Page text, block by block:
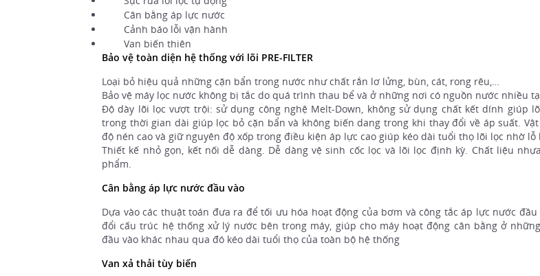
Cân bằng áp lực nước
Cảnh báo lỗi vận hành
Van biến thiên
Bảo vệ toàn diện hệ thống với lõi PRE-FILTER
Loại bỏ hiệu quả những cặn bẩn trong nước như chất rắn lơ lửng, bùn, cát, rong rêu,…
Bảo vệ máy lọc nước không bị tắc do quá trình thau bể và ở những nơi có nguồn nước nhiều
Độ dày lõi lọc vượt trội: sử dụng công nghệ Melt-Down, không sử dụng chất kết dính giúp
trong thời gian dài giúp lọc bỏ cặn bẩn và không biến dang trong khi thay đổi về áp suất.
độ nén cao và giữ nguyên độ xốp trong điều kiện áp lực cao giúp kéo dài tuổi thọ lõi lọc nhờ
Thiết kế nhỏ gọn, kết nối dễ dàng. Dễ dàng vệ sinh cốc lọc và lõi lọc định kỳ. Chất liệu
phẩm.
Cân bằng áp lực nước đầu vào
Dựa vào các thuật toán đưa ra để tối ưu hóa hoạt động của bơm và công tắc áp lực nước
đổi cấu trúc hệ thống xử lý nước bên trong máy, giúp cho máy hoạt động cân bằng ở
đầu vào khác nhau qua đó kéo dài tuổi thọ của toàn bộ hệ thống
Van xả thải tùy biến